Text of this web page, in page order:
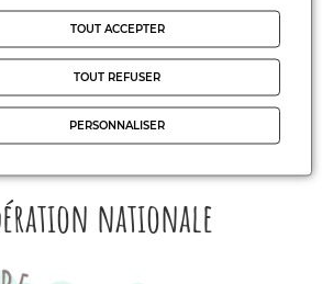
de coordination des CDPE d’une
les questions qui relèvent de la
en particulier les lycées. Il n’est
échelon statutaire de la FCPE.
nationale
TOUT ACCEPTER
TOUT REFUSER
PERSONNALISER